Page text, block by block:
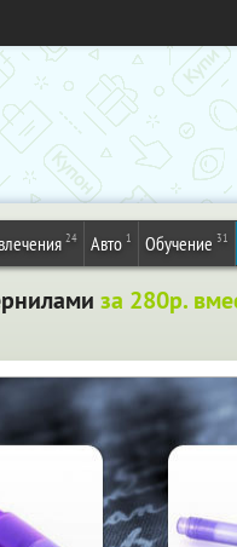
24 Авто 1 Обучение 31
за 280р.